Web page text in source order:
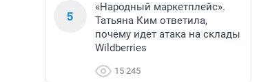
5
«Народный маркетплейс».
Татьяна Ким ответила,
почему идет атака на склады
Wildberries
15 245